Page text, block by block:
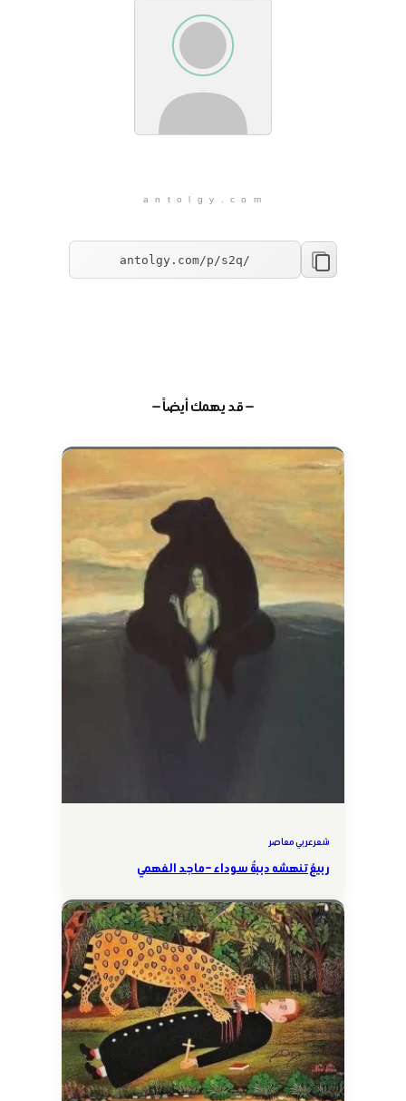
a n t o l g y . c o m
— قد يهمك أيضاً —
شعر عربي معاصر
ربيعٌ تنهشه دببةٌ سوداء – ماجد الفهمي